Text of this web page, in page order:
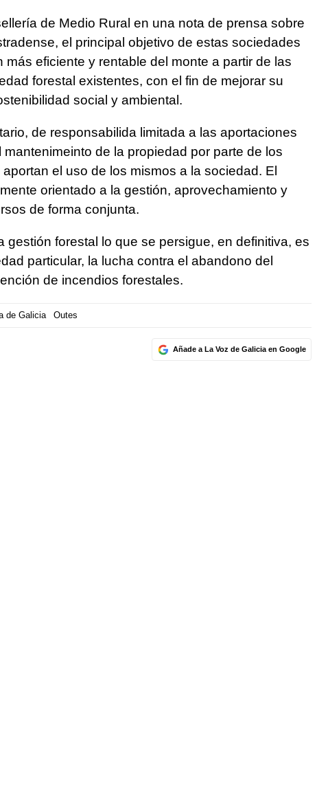
de Medio Rural en una nota de prensa sobre
el principal objetivo de estas sociedades
eficiente y rentable del monte a partir de las
forestal existentes, con el fin de mejorar su
social y ambiental.
de responsabilida limitada a las aportaciones
de la propiedad por parte de los
el uso de los mismos a la sociedad. El
orientado a la gestión, aprovechamiento y
de forma conjunta.
gestión forestal lo que se persigue, en definitiva, es
particular, la lucha contra el abandono del
de incendios forestales.
de Galicia Outes
Añade a La Voz de Galicia en Google